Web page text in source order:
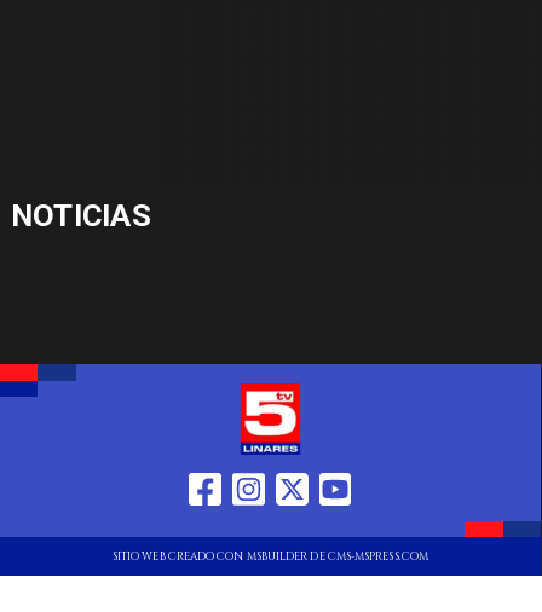
NOTICIAS
SITIO WEB CREADO CON MSBUILDER DE CMS-MSPRESS.COM